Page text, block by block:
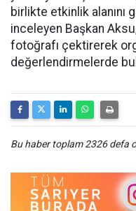
birlikte etkinlik alanını
inceleyen Başkan
fotoğrafı çektirerek
değerlendirmelerde
Bu haber toplam 2326 defa